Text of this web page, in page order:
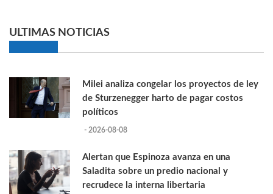
ULTIMAS NOTICIAS
Milei analiza congelar los proyectos de ley
de Sturzenegger harto de pagar costos
políticos
- 2026-08-08
Alertan que Espinoza avanza en una
Saladita sobre un predio nacional y
recrudece la interna libertaria